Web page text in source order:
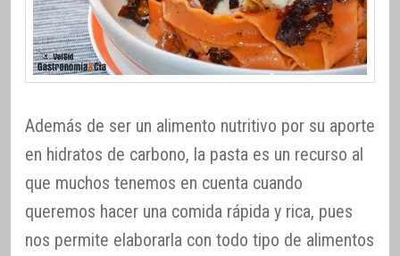
Además de ser un alimento nutritivo por su aporte
en hidratos de carbono, la pasta es un recurso al
que muchos tenemos en cuenta cuando
queremos hacer una comida rápida y rica, pues
nos permite elaborarla con todo tipo de alimentos